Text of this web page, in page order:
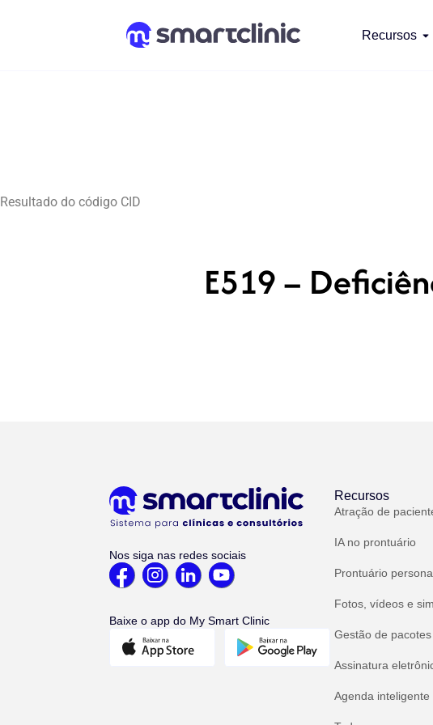
Recursos
Resultado do código CID
E519 –
Nos siga nas redes sociais
Baixe o app do My Smart Clinic
Recursos
Atração de
IA no prontuário
Prontuário
Fotos, vídeos e
Gestão de
Assinatura
Agenda inteligente